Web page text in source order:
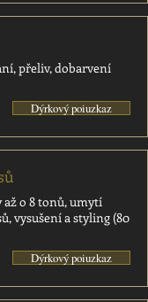
přeliv, dobarvení
Dýrkový poiuzkaz
o 8 tonů, umytí
vysušení a styling (80
Dýrkový poiuzkaz